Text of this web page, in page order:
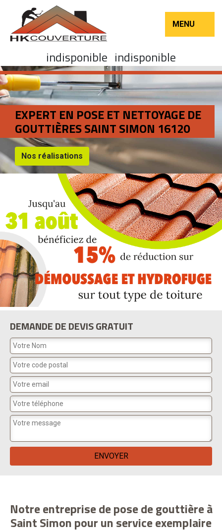
MENU
indisponible indisponible
EXPERT EN POSE ET NETTOYAGE DE
GOUTTIÈRES SAINT SIMON 16120
Nos réalisations
DEMANDE DE DEVIS GRATUIT
Notre entreprise de pose de gouttière à
Saint Simon pour un service exemplaire